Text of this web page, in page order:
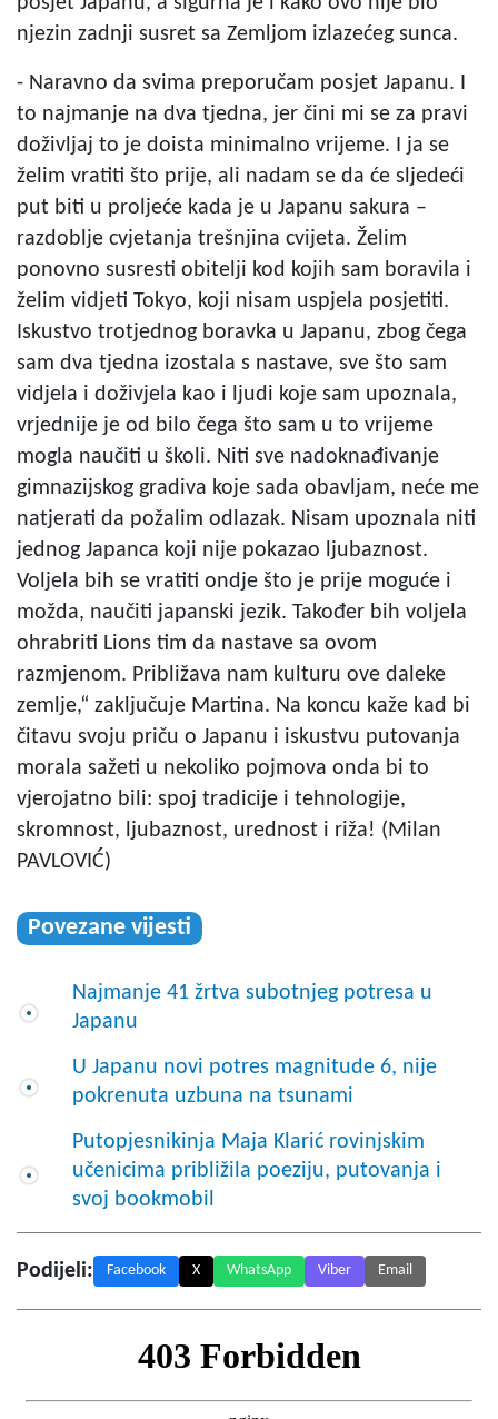
njezin zadnji susret sa Zemljom izlazećeg sunca.
- Naravno da svima preporučam posjet Japanu. I
to najmanje na dva tjedna, jer čini mi se za pravi
doživljaj to je doista minimalno vrijeme. I ja se
želim vratiti što prije, ali nadam se da će sljedeći
put biti u proljeće kada je u Japanu sakura –
razdoblje cvjetanja trešnjina cvijeta. Želim
ponovno susresti obitelji kod kojih sam boravila i
želim vidjeti Tokyo, koji nisam uspjela posjetiti.
Iskustvo trotjednog boravka u Japanu, zbog čega
sam dva tjedna izostala s nastave, sve što sam
vidjela i doživjela kao i ljudi koje sam upoznala,
vrjednije je od bilo čega što sam u to vrijeme
mogla naučiti u školi. Niti sve nadoknađivanje
gimnazijskog gradiva koje sada obavljam, neće me
natjerati da požalim odlazak. Nisam upoznala niti
jednog Japanca koji nije pokazao ljubaznost.
Voljela bih se vratiti ondje što je prije moguće i
možda, naučiti japanski jezik. Također bih voljela
ohrabriti Lions tim da nastave sa ovom
razmjenom. Približava nam kulturu ove daleke
zemlje,“ zaključuje Martina. Na koncu kaže kad bi
čitavu svoju priču o Japanu i iskustvu putovanja
morala sažeti u nekoliko pojmova onda bi to
vjerojatno bili: spoj tradicije i tehnologije,
skromnost, ljubaznost, urednost i riža! (Milan
PAVLOVIĆ)
Povezane vijesti
Najmanje 41 žrtva subotnjeg potresa u
Japanu
U Japanu novi potres magnitude 6, nije
pokrenuta uzbuna na tsunami
Putopjesnikinja Maja Klarić rovinjskim
učenicima približila poeziju, putovanja i
svoj bookmobil
Podijeli: Facebook X WhatsApp Viber Email